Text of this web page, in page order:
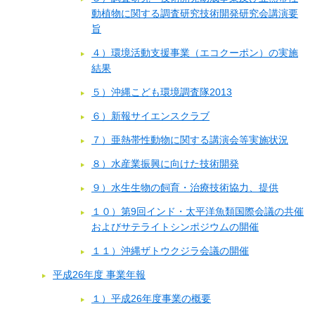
動植物に関する調査研究技術開発研究会講演要
旨
４）環境活動支援事業（エコクーポン）の実施
結果
５）沖縄こども環境調査隊2013
６）新報サイエンスクラブ
７）亜熱帯性動物に関する講演会等実施状況
８）水産業振興に向けた技術開発
９）水生生物の飼育・治療技術協力、提供
１０）第9回インド・太平洋魚類国際会議の共催
およびサテライトシンポジウムの開催
１１）沖縄ザトウクジラ会議の開催
平成26年度 事業年報
１）平成26年度事業の概要